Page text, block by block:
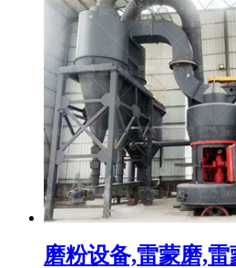
磨粉设备,雷蒙磨,